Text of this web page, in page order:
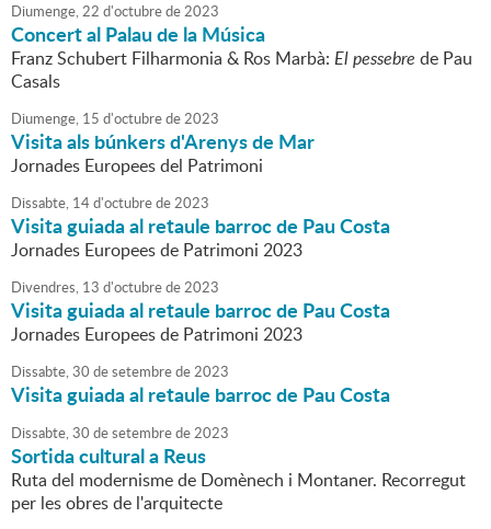
Diumenge,22 d'octubrede2023
Concert al Palau de la Música
Franz Schubert Filharmonia & Ros Marbà: El pessebre de Pau
Casals
Diumenge, 15 d'octubrede2023
Visita als búnkers d'Arenys de Mar
Jornades Europees del Patrimoni
Dissabte, 14d'octubrede2023
Visita guiada al retaule barroc de Pau Costa
Jornades Europees de Patrimoni 2023
Divendres, 13 d'octubrede2023
Visita guiada al retaule barroc de Pau Costa
Jornades Europees de Patrimoni 2023
Dissabte,30 desetembrede2023
Visita guiada al retaule barroc de Pau Costa
Dissabte,30 desetembrede2023
Sortida cultural a Reus
Ruta del modernisme de Domènech i Montaner. Recorregut
per les obres de l'arquitecte